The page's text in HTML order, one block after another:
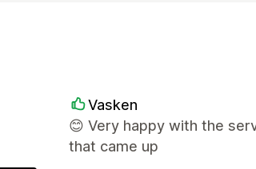
Vasken
😊 Very happy with the
that came up